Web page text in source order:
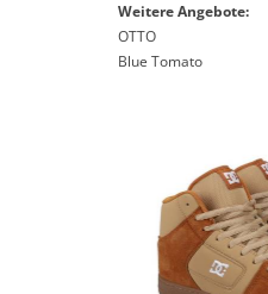
Weitere Angebote:
OTTO
Blue Tomato